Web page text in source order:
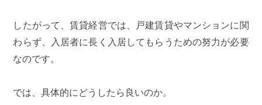
したがって、賃貸経営では、戸建賃貸やマンションに関
わらず、入居者に長く入居してもらうための努力が必要
なのです。
では、具体的にどうしたら良いのか。